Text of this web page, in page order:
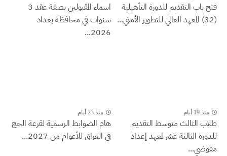
فتح باب التقديم للدورة التأهيلية
(32) المعهد العالي للتطوير الأمني...
اسماء المقبولين بصفة عقد 3
سنوات في محافظة بغداد
2026...
منذ 19 أيام
طلاب الثالث متوسط التقديم
للدورة الثالثة عشر لمعهد إعداد
مفوضي...
منذ 23 أيام
هام الضوابط الرسمية لقرعة الحج
في العراق للأعوام من 2027...